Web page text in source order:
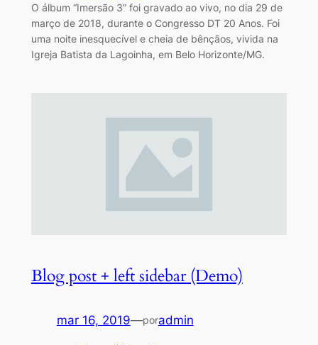
O álbum “Imersão 3” foi gravado ao vivo, no dia 29 de
março de 2018, durante o Congresso DT 20 Anos. Foi
uma noite inesquecível e cheia de bênçãos, vivida na
Igreja Batista da Lagoinha, em Belo Horizonte/MG.
Blog post + left sidebar (Demo)
mar 16, 2019—poradmin